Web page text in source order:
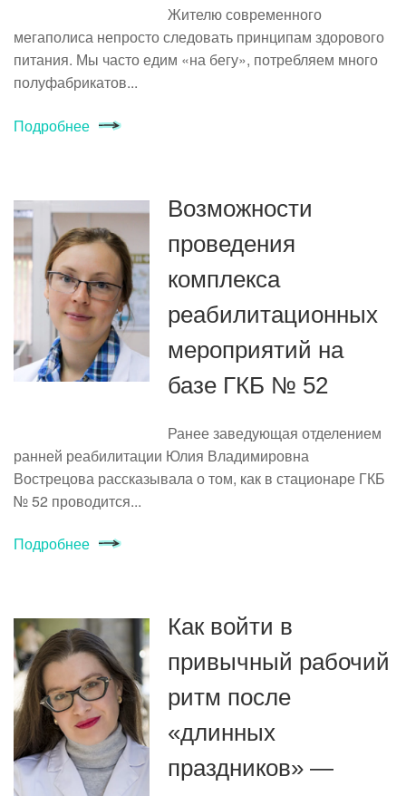
Жителю современного
мегаполиса непросто следовать принципам здорового
питания. Мы часто едим «на бегу», потребляем много
полуфабрикатов...
Подробнее
Возможности
проведения
комплекса
реабилитационных
мероприятий на
базе ГКБ № 52
Ранее заведующая отделением
ранней реабилитации Юлия Владимировна
Вострецова рассказывала о том, как в стационаре ГКБ
№ 52 проводится...
Подробнее
Как войти в
привычный рабочий
ритм после
«длинных
праздников» —